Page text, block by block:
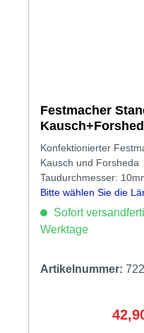
Festmacher
Konfektionierter
Kausch und Forsheda
Taudurchmesser:
Bitte wählen Sie die
Sofort
Werktage
Artikelnummer: